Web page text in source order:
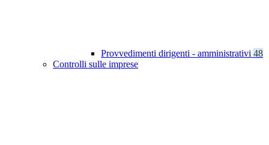
Provvedimenti dirigenti - amministrativi 48
Controlli sulle imprese